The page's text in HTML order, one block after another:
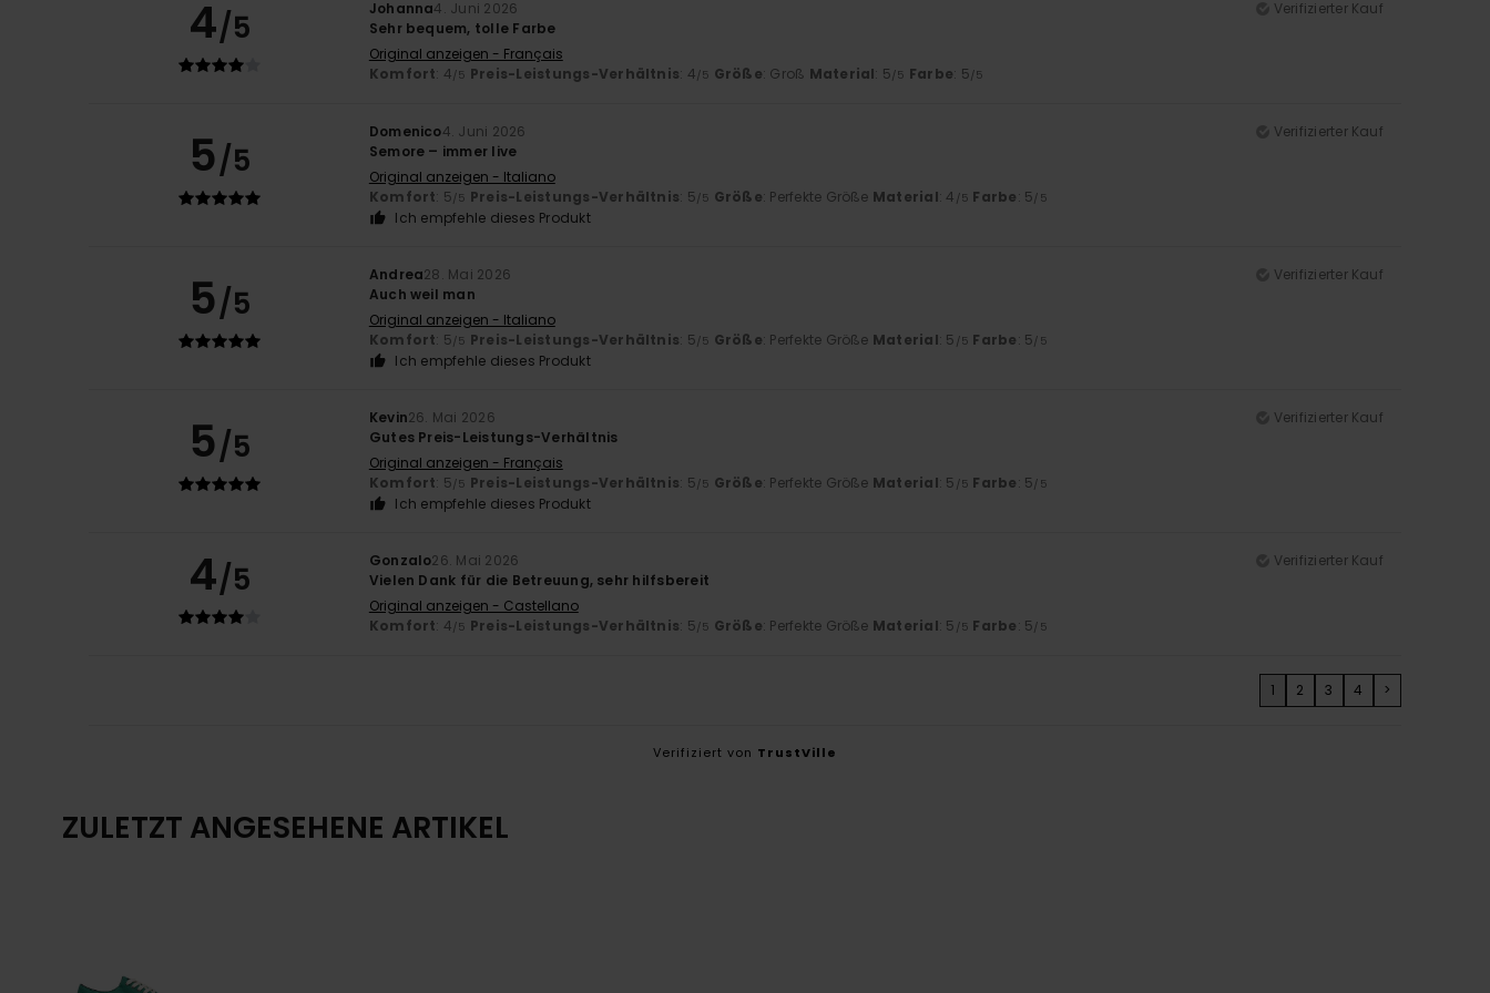
4/5 Johanna4. Juni 2026
Verifizierter Kauf
Sehr bequem, tolle Farbe
Original anzeigen - Français
Komfort: 4/5 Preis-Leistungs-Verhältnis: 4/5 Größe: Groß Material: 5/5 Farbe: 5/5
5/5
Domenico4. Juni 2026
Verifizierter Kauf
Semore – immer live
Original anzeigen - Italiano
Komfort: 5/5 Preis-Leistungs-Verhältnis: 5/5 Größe: Perfekte Größe Material: 4 /5 Farbe: 5/5
Ich empfehle dieses Produkt
5/5
Andrea28. Mai 2026
Verifizierter Kauf
Auch weil man
Original anzeigen - Italiano
Komfort: 5/5 Preis-Leistungs-Verhältnis: 5/5 Größe: Perfekte Größe Material: 5 /5 Farbe: 5/5
Ich empfehle dieses Produkt
5/5
Kevin26. Mai 2026
Verifizierter Kauf
Gutes Preis-Leistungs-Verhältnis
Original anzeigen - Français
Komfort: 5/5 Preis-Leistungs-Verhältnis: 5/5 Größe: Perfekte Größe Material: 5 /5 Farbe: 5/5
Ich empfehle dieses Produkt
4/5 Gonzalo26. Mai 2026
Verifizierter Kauf
Vielen Dank für die Betreuung, sehr hilfsbereit
Original anzeigen - Castellano
Komfort: 4/5 Preis-Leistungs-Verhältnis: 5/5 Größe: Perfekte Größe Material: 5 /5 Farbe: 5/5
1 2 3 4 >
Verifiziert von TrustVille
ZULETZT ANGESEHENE ARTIKEL